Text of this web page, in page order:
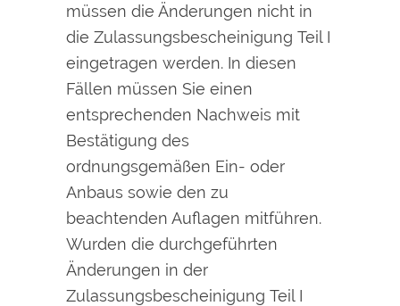
müssen die Änderungen nicht in
die Zulassungsbescheinigung Teil I
eingetragen werden. In diesen
Fällen müssen Sie einen
entsprechenden Nachweis mit
Bestätigung des
ordnungsgemäßen Ein- oder
Anbaus sowie den zu
beachtenden Auflagen mitführen.
Wurden die durchgeführten
Änderungen in der
Zulassungsbescheinigung Teil I